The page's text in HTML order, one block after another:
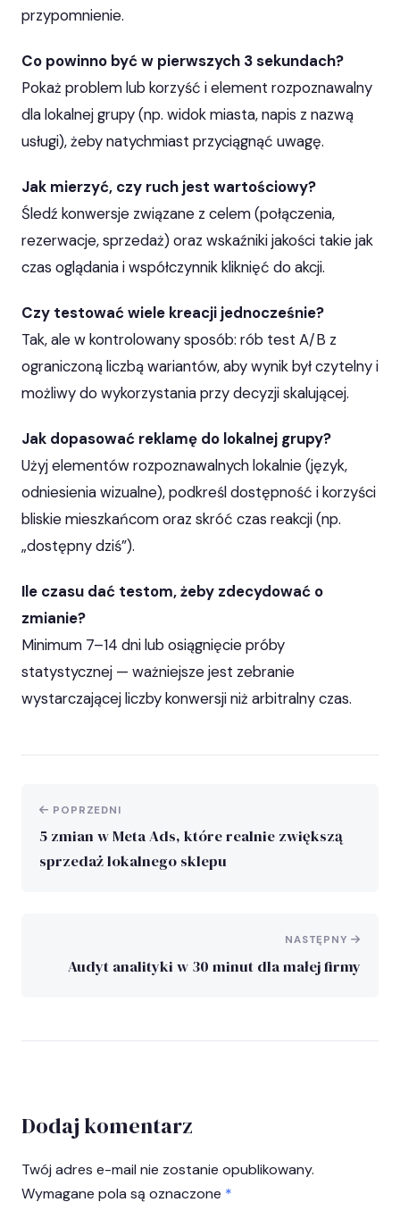
przypomnienie.
Co powinno być w pierwszych 3 sekundach?
Pokaż problem lub korzyść i element rozpoznawalny
dla lokalnej grupy (np. widok miasta, napis z nazwą
usługi), żeby natychmiast przyciągnąć uwagę.
Jak mierzyć, czy ruch jest wartościowy?
Śledź konwersje związane z celem (połączenia,
rezerwacje, sprzedaż) oraz wskaźniki jakości takie jak
czas oglądania i współczynnik kliknięć do akcji.
Czy testować wiele kreacji jednocześnie?
Tak, ale w kontrolowany sposób: rób test A/B z
ograniczoną liczbą wariantów, aby wynik był czytelny i
możliwy do wykorzystania przy decyzji skalującej.
Jak dopasować reklamę do lokalnej grupy?
Użyj elementów rozpoznawalnych lokalnie (język,
odniesienia wizualne), podkreśl dostępność i korzyści
bliskie mieszkańcom oraz skróć czas reakcji (np.
„dostępny dziś”).
Ile czasu dać testom, żeby zdecydować o
zmianie?
Minimum 7–14 dni lub osiągnięcie próby
statystycznej — ważniejsze jest zebranie
wystarczającej liczby konwersji niż arbitralny czas.
POPRZEDNI
5 zmian w Meta Ads, które realnie zwiększą
sprzedaż lokalnego sklepu
NASTĘPNY
Audyt analityki w 30 minut dla małej firmy
Dodaj komentarz
Twój adres e-mail nie zostanie opublikowany.
Wymagane pola są oznaczone *